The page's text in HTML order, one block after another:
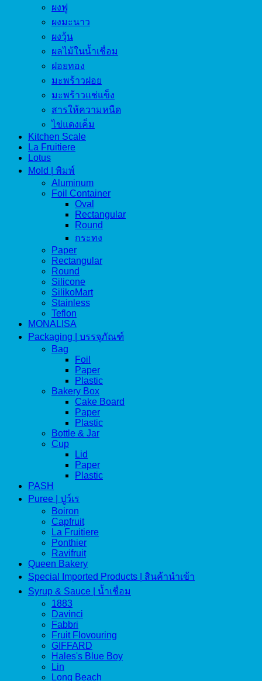
ผงฟู
ผงมะนาว
ผงวุ้น
ผลไม้ในน้ำเชื่อม
ฝอยทอง
มะพร้าวฝอย
มะพร้าวแช่แข็ง
สารให้ความหนืด
ไข่แดงเค็ม
Kitchen Scale
La Fruitiere
Lotus
Mold | พิมพ์
Aluminum
Foil Container
Oval
Rectangular
Round
กระทง
Paper
Rectangular
Round
Silicone
SilikoMart
Stainless
Teflon
MONALISA
Packaging | บรรจุภัณฑ์
Bag
Foil
Paper
Plastic
Bakery Box
Cake Board
Paper
Plastic
Bottle & Jar
Cup
Lid
Paper
Plastic
PASH
Puree | ปูว์เร
Boiron
Capfruit
La Fruitiere
Ponthier
Ravifruit
Queen Bakery
Special Imported Products | สินค้านำเข้า
Syrup & Sauce | น้ำเชื่อม
1883
Davinci
Fabbri
Fruit Flovouring
GIFFARD
Hales's Blue Boy
Lin
Long Beach